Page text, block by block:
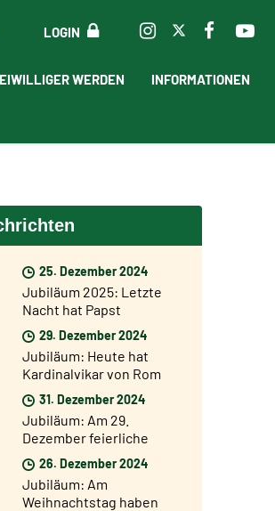
LOGIN
WERDEN INFORMATIONEN
25. Dezember 2024
Jubiläum 2025: Letzte
Nacht hat Papst
Franziskus die Heilige
Pforte der Basilika St.
Peter geöffnet
29. Dezember 2024
Jubiläum: Heute hat
Kardinalvikar von Rom
Baldo Reina die Heilige
Pforte von San Giovanni
geöffnet
31. Dezember 2024
Jubiläum: Am 29.
Dezember feierliche
Eröffnung des
Jubiläumsjahres in den
Diözesen der Welt
26. Dezember 2024
Jubiläum: Am
Weihnachtstag haben